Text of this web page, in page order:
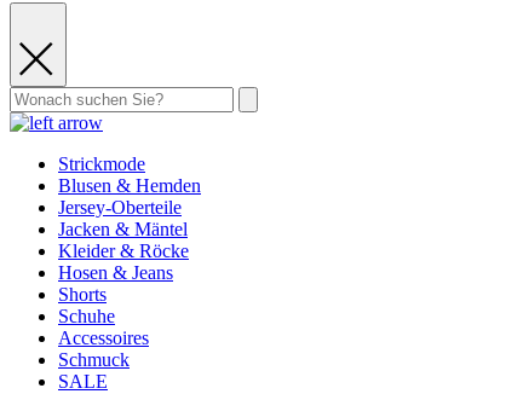
Strickmode
Blusen & Hemden
Jersey-Oberteile
Jacken & Mäntel
Kleider & Röcke
Hosen & Jeans
Shorts
Schuhe
Accessoires
Schmuck
SALE